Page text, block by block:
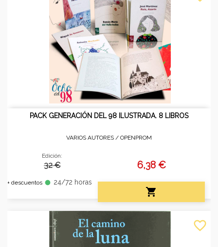
PACK GENERACIÓN DEL 98 ILUSTRADA. 8 LIBROS
VARIOS AUTORES / OPENPROM
Edición:
32 €
+ descuentos fiber_manual_record 24/72 horas
6,38 €

favorite_border